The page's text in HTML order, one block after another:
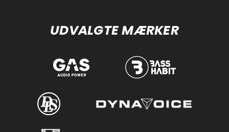
UDVALGTE MÆRKER